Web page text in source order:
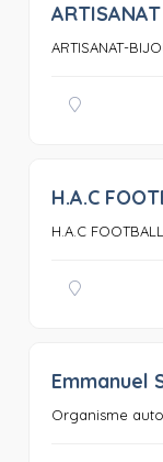
ARTISANAT
ARTISANAT-
H.A.C
H.A.C
Emmanuel
Organisme